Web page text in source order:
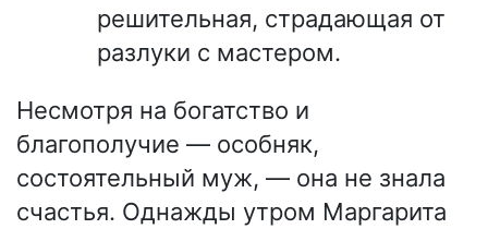
решительная, страдающая от
разлуки с мастером.
Несмотря на богатство и
благополучие — особняк,
состоятельный муж, — она не знала
счастья. Однажды утром Маргарита